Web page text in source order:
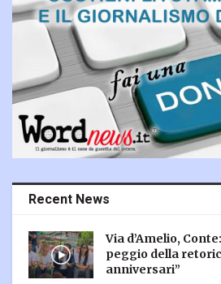
Recent News
Via d’Amelio,
peggio della
anniversari”